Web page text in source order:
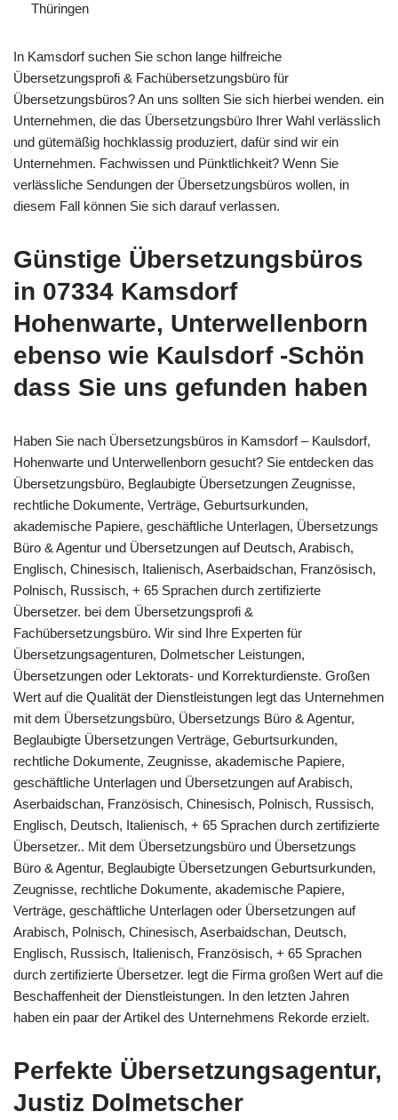
Thüringen
In Kamsdorf suchen Sie schon lange hilfreiche
Übersetzungsprofi & Fachübersetzungsbüro für
Übersetzungsbüros? An uns sollten Sie sich hierbei wenden. ein
Unternehmen, die das Übersetzungsbüro Ihrer Wahl verlässlich
und gütemäßig hochklassig produziert, dafür sind wir ein
Unternehmen. Fachwissen und Pünktlichkeit? Wenn Sie
verlässliche Sendungen der Übersetzungsbüros wollen, in
diesem Fall können Sie sich darauf verlassen.
Günstige Übersetzungsbüros
in 07334 Kamsdorf
Hohenwarte, Unterwellenborn
ebenso wie Kaulsdorf -Schön
dass Sie uns gefunden haben
Haben Sie nach Übersetzungsbüros in Kamsdorf – Kaulsdorf,
Hohenwarte und Unterwellenborn gesucht? Sie entdecken das
Übersetzungsbüro, Beglaubigte Übersetzungen Zeugnisse,
rechtliche Dokumente, Verträge, Geburtsurkunden,
akademische Papiere, geschäftliche Unterlagen, Übersetzungs
Büro & Agentur und Übersetzungen auf Deutsch, Arabisch,
Englisch, Chinesisch, Italienisch, Aserbaidschan, Französisch,
Polnisch, Russisch, + 65 Sprachen durch zertifizierte
Übersetzer. bei dem Übersetzungsprofi &
Fachübersetzungsbüro. Wir sind Ihre Experten für
Übersetzungsagenturen, Dolmetscher Leistungen,
Übersetzungen oder Lektorats- und Korrekturdienste. Großen
Wert auf die Qualität der Dienstleistungen legt das Unternehmen
mit dem Übersetzungsbüro, Übersetzungs Büro & Agentur,
Beglaubigte Übersetzungen Verträge, Geburtsurkunden,
rechtliche Dokumente, Zeugnisse, akademische Papiere,
geschäftliche Unterlagen und Übersetzungen auf Arabisch,
Aserbaidschan, Französisch, Chinesisch, Polnisch, Russisch,
Englisch, Deutsch, Italienisch, + 65 Sprachen durch zertifizierte
Übersetzer.. Mit dem Übersetzungsbüro und Übersetzungs
Büro & Agentur, Beglaubigte Übersetzungen Geburtsurkunden,
Zeugnisse, rechtliche Dokumente, akademische Papiere,
Verträge, geschäftliche Unterlagen oder Übersetzungen auf
Arabisch, Polnisch, Chinesisch, Aserbaidschan, Deutsch,
Englisch, Russisch, Italienisch, Französisch, + 65 Sprachen
durch zertifizierte Übersetzer. legt die Firma großen Wert auf die
Beschaffenheit der Dienstleistungen. In den letzten Jahren
haben ein paar der Artikel des Unternehmens Rekorde erzielt.
Perfekte Übersetzungsagentur,
Justiz Dolmetscher